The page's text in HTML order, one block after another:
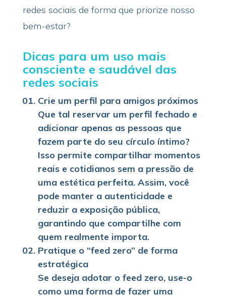
redes sociais de forma que priorize nosso
bem-estar?
Dicas para um uso mais
consciente e saudável das
redes sociais
Crie um perfil para amigos próximos
Que tal reservar um perfil fechado e
adicionar apenas as pessoas que
fazem parte do seu círculo íntimo?
Isso permite compartilhar momentos
reais e cotidianos sem a pressão de
uma estética perfeita. Assim, você
pode manter a autenticidade e
reduzir a exposição pública,
garantindo que compartilhe com
quem realmente importa.
Pratique o “feed zero” de forma
estratégica
Se deseja adotar o feed zero, use-o
como uma forma de fazer uma